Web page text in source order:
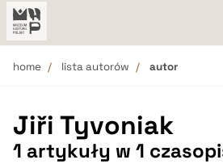
home lista autorów autor
Jiři Tyvoniak
1 artykuły w 1